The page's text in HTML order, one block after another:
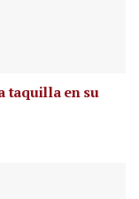
taquilla en su